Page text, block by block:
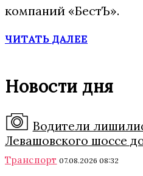
компаний «БестЪ».
ЧИТАТЬ ДАЛЕЕ
Новости дня
Водители
Левашовского шоссе до
Транспорт 07.08.2026 08:32